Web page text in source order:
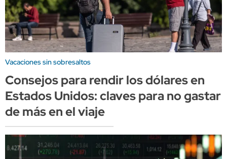
Vacaciones sin sobresaltos
Consejos para rendir los dólares en
Estados Unidos: claves para no gastar
de más en el viaje